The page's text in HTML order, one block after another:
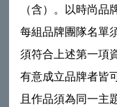
（含）。以時尚
每組品牌團隊名單
須符合上述第一項
有意成立品牌者皆
且作品須為同一主